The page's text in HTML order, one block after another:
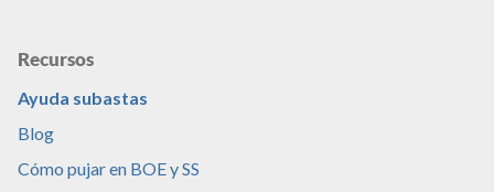
Recursos
Ayuda subastas
Blog
Cómo pujar en BOE y SS